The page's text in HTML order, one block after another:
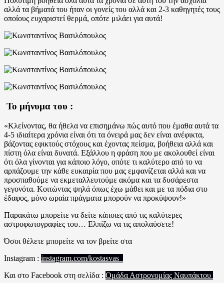
αλλά τα βήματά του ήταν οι γονείς του αλλά και 2-3 καθηγητές τους
οποίους ευχαριστεί θερμά, οπότε μιλάει για αυτά!
Το μήνυμα του :
«Κλείνοντας, θα ήθελα να επισημάνω πώς αυτό που έμαθα αυτά τα
4-5 ιδιαίτερα χρόνια είναι ότι τα όνειρά μας δεν είναι ανέφικτα,
βάζοντας εφικτούς στόχους και έχοντας πείσμα, βοήθεια αλλά και
πίστη όλα είναι δυνατά. Εξάλλου η φράση που με ακολουθεί είναι
ότι όλα γίνονται για κάποιο λόγο, οπότε τι καλύτερο από το να
αρπάζουμε την κάθε ευκαιρία που μας εμφανίζεται αλλά και να
προσπαθούμε να εκμεταλλευτούμε ακόμα και τα δυσάρεστα
γεγονότα. Κοιτώντας ψηλά όπως έχω μάθει και με τα πόδια στο
έδαφος, μόνο ωραία πράγματα μπορούν να προκύψουν!»
Παρακάτω μπορείτε να δείτε κάποιες από τις καλύτερες
αστροφωτογραφίες του… Ελπίζω να τις απολαύσετε!
Όσοι θέλετε μπορείτε να τον βρείτε στα
Instagram : instagram.com/kostasvas_
Και στο Facebook στη σελίδα : Ομάδα Αστρονομίας Ναυπάκτου